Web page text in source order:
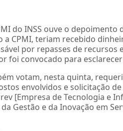
do INSS ouve o
CPMI, teriam recebido
por repasses de recursos
foi convocado para
votam, nesta quinta,
envolvidos e solicitação
[Empresa de Tecnologia e
Gestão e da Inovação em